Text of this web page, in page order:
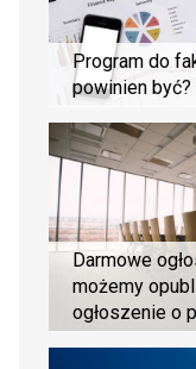
Program do
powinien być?
Darmowe
możemy
ogłoszenie o